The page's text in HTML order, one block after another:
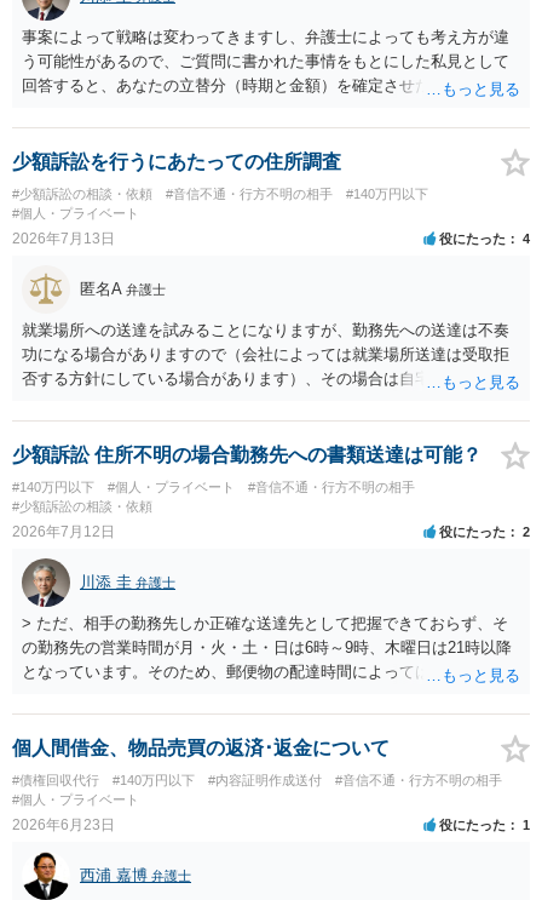
事案によって戦略は変わってきますし、弁護士によっても考え方が違
う可能性があるので、ご質問に書かれた事情をもとにした私見として
回答すると、あなたの立替分（時期と金額）を確定させた上で、淡々
と、もし異議申立てがなされる可能性が高そうであれば時間の浪費
（通常訴訟へ移行する日数分空転する）になりますし、支払督促及び
その異議後の通常訴訟は相手方の住所地が管轄裁判所になるため（特
に相手方が遠方である場合は）対応が面倒な場合があるからです。相
手方の主張については、和解で減額を考慮すればよいと思います。 な
ダメージが大きく」という理由では、慰謝料請求は通常は認められま
せん。
少額訴訟を行うにあたっての住所調査
#少額訴訟の相談・依頼 #音信不通・行方不明の相手
#140万円以下
#個人・プライベート
2026年7月13日 役にたった 4
匿名A 弁護士
就業場所への送達を試みることになりますが、勤務先への送達は不奏
功になる場合がありますので（会社によっては就業場所送達は受取拒
否する方針にしている場合があります）、その場合は自宅の住所調査
少額訴訟 住所不明の場合勤務先への書類送達は可能？
#140万円以下 #個人・プライベート
#音信不通・行方不明の相手
#少額訴訟の相談・依頼
2026年7月12日 役にたった 2
川添 圭 弁護士
> ただ、相手の勤務先しか正確な送達先として把握できておらず、そ
の勤務先の営業時間が月・火・土・日は6時～9時、木曜日は21時以降
となっています。そのため、郵便物の配達時間によっては受け取りが
夜間の送達を上申するのが基本になりますが、感覚的には郵便局を動
かすには早すぎるので執行官送達を申し立てる必要があるかもしれま
せん。裁判所としては（あまりに特殊すぎて）就業場所送達を認めな
い可能性もありますし、執行官送達には費用もかかりますので、まず
は裁判所へ相談した方がよいと思います。
個人間借金、物品売買の返済･返金について
#債権回収代行 #140万円以下 #内容証明作成送付
#音信不通・行方不明の相手
#個人・プライベート
2026年6月23日 役にたった 1
西浦 嘉博 弁護士